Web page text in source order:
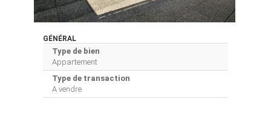
GÉNÉRAL
Type de bien
Appartement
Type de transaction
A vendre